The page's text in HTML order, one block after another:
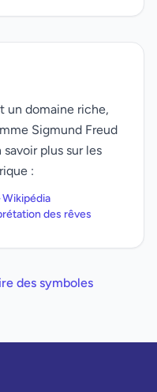
un domaine riche,
Sigmund Freud
plus sur les
:
des rêves
des symboles